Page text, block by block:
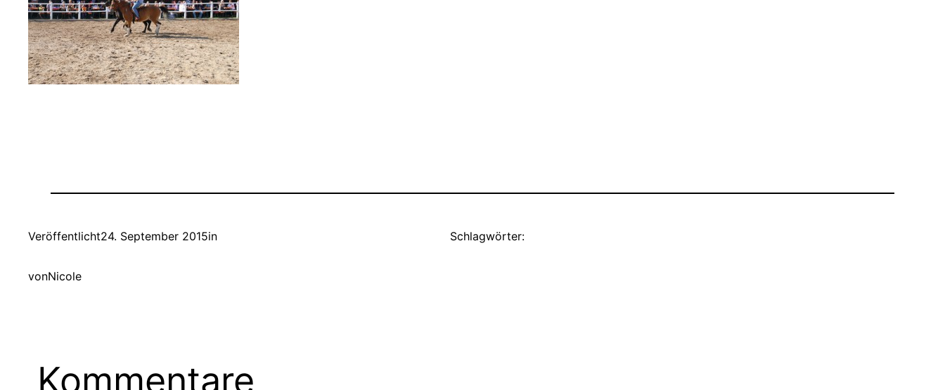
Veröffentlicht24. September 2015in
vonNicole
Schlagwörter:
Kommentare